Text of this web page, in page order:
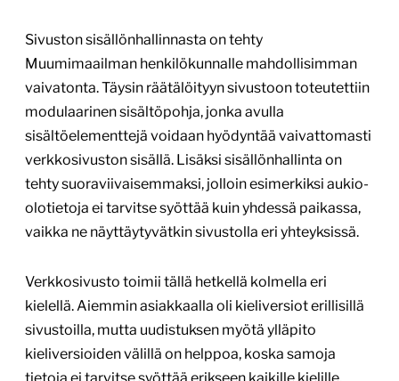
Sivuston sisällönhallinnasta on tehty
Muumimaailman henkilökunnalle mahdollisimman
vaivatonta. Täysin räätälöityyn sivustoon toteutettiin
modulaarinen sisältöpohja, jonka avulla
sisältöelementtejä voidaan hyödyntää vaivattomasti
verkkosivuston sisällä. Lisäksi sisällönhallinta on
tehty suoraviivaisemmaksi, jolloin esimerkiksi aukio-
olotietoja ei tarvitse syöttää kuin yhdessä paikassa,
vaikka ne näyttäytyvätkin sivustolla eri yhteyksissä.
Verkkosivusto toimii tällä hetkellä kolmella eri
kielellä. Aiemmin asiakkaalla oli kieliversiot erillisillä
sivustoilla, mutta uudistuksen myötä ylläpito
kieliversioiden välillä on helppoa, koska samoja